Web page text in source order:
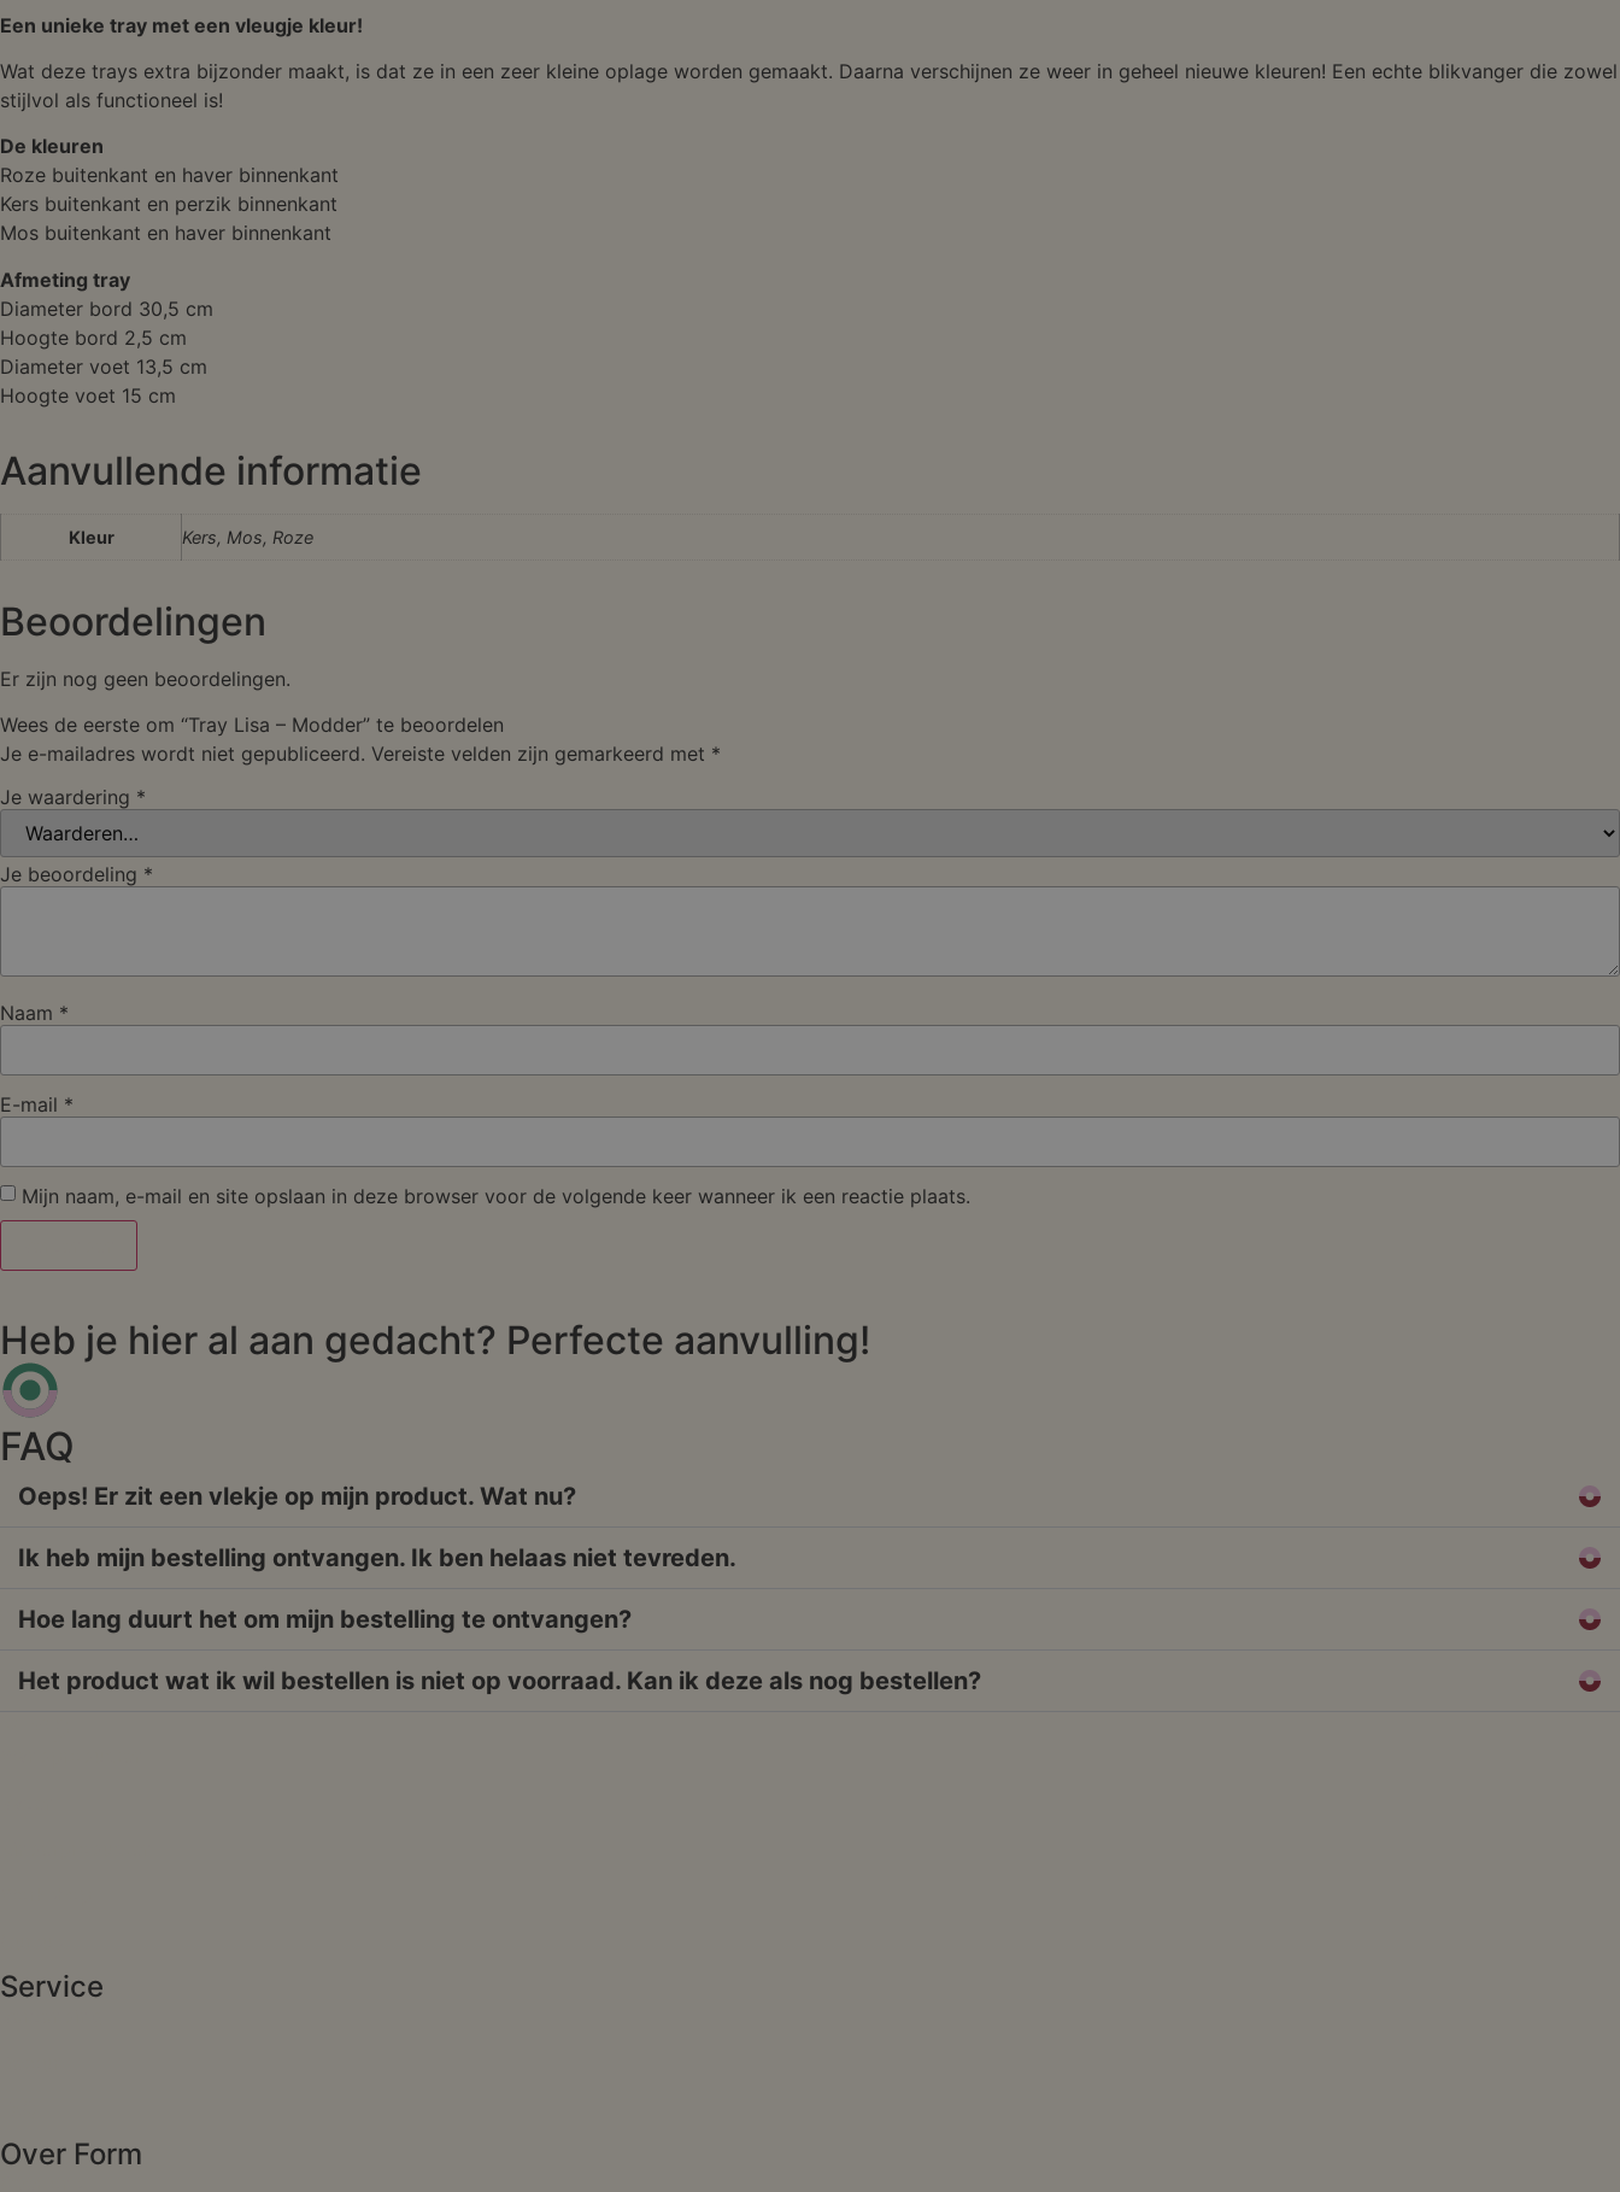
Een unieke tray met een vleugje kleur!
Wat deze trays extra bijzonder maakt, is dat ze in een zeer kleine oplage worden gemaakt. Daarna verschijnen ze weer in geheel nieuwe kleuren! Een echte blikvanger die zowel
stijlvol als functioneel is!
De kleuren
Roze buitenkant en haver binnenkant
Kers buitenkant en perzik binnenkant
Mos buitenkant en haver binnenkant
Afmeting tray
Diameter bord 30,5 cm
Hoogte bord 2,5 cm
Diameter voet 13,5 cm
Hoogte voet 15 cm
Aanvullende informatie
Kleur Kers, Mos, Roze
Beoordelingen
Er zijn nog geen beoordelingen.
Wees de eerste om “Tray Lisa – Modder” te beoordelen
Je e-mailadres wordt niet gepubliceerd. Vereiste velden zijn gemarkeerd met *
Je waardering *
Je beoordeling *
Naam *
E-mail *
Mijn naam, e-mail en site opslaan in deze browser voor de volgende keer wanneer ik een reactie plaats.
Heb je hier al aan gedacht? Perfecte aanvulling!
FAQ
Oeps! Er zit een vlekje op mijn product. Wat nu?
Ik heb mijn bestelling ontvangen. Ik ben helaas niet tevreden.
Hoe lang duurt het om mijn bestelling te ontvangen?
Het product wat ik wil bestellen is niet op voorraad. Kan ik deze als nog bestellen?
Service
Over Form